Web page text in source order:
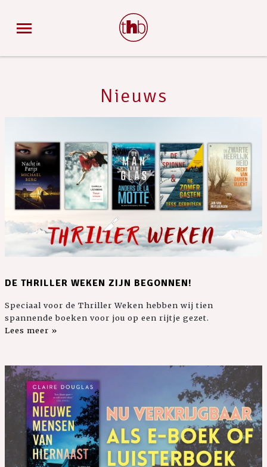
Nieuws
DE THRILLER WEKEN ZIJN BEGONNEN!
Speciaal voor de Thriller Weken hebben wij tien
spannende boeken voor jou op een rijtje gezet.
Lees meer »